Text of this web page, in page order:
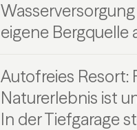
eigene Bergquelle
Autofreies Resort:
Naturerlebnis ist
In der Tiefgarage